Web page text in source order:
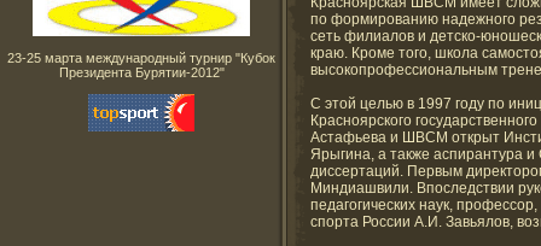
23-25 марта международный турнир "Кубок
Президента Бурятии-2012"
по формированию надежного
сеть филиалов и детско-
краю. Кроме того, школа
высокопрофессиональным
С этой целью в 1997 году по
Красноярского
Астафьева и ШВСМ открыт
Ярыгина, а также аспирантура и
диссертаций. Первым
Миндиашвили. Впоследствии
педагогических наук,
спорта России А.И. Завьялов,